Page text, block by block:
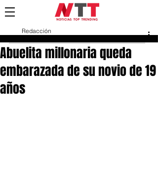
Abuelita millonaria queda
embarazada de su novio de 19
años
Redacción